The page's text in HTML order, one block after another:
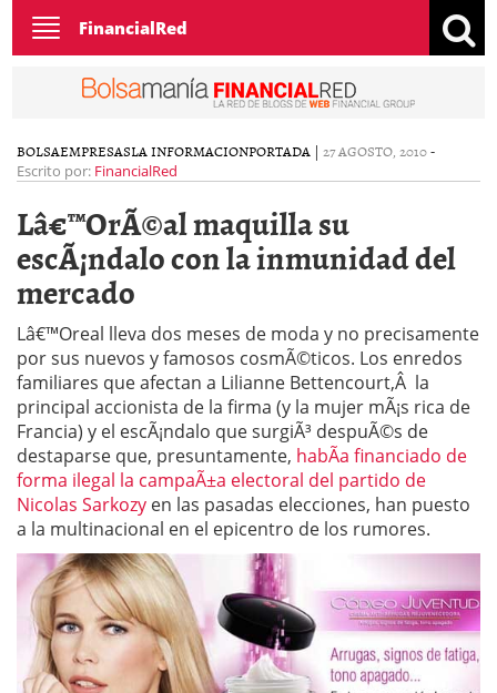
Toggle
navigation
FinancialRed
BOLSAEMPRESASLA INFORMACIONPORTADA | 27 AGOSTO, 2010-
Escrito por: FinancialRed
Lâ€™OrÃ©al maquilla su
escÃ¡ndalo con la inmunidad del
mercado
Lâ€™Oreal lleva dos meses de moda y no precisamente
por sus nuevos y famosos cosmÃ©ticos. Los enredos
familiares que afectan a Lilianne Bettencourt,Â la
principal accionista de la firma (y la mujer mÃ¡s rica de
Francia) y el escÃ¡ndalo que surgiÃ³ despuÃ©s de
destaparse que, presuntamente, habÃ­a financiado de
forma ilegal la campaÃ±a electoral del partido de
Nicolas Sarkozy en las pasadas elecciones, han puesto
a la multinacional en el epicentro de los rumores.